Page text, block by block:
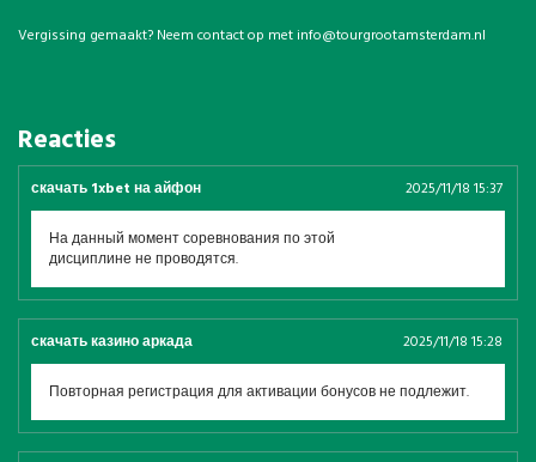
Vergissing gemaakt? Neem contact op met info@tourgrootamsterdam.nl
Reacties
скачать 1xbet на айфон 2025/11/18 15:37
На данный момент соревнования по этой
дисциплине не проводятся.
скачать казино аркада 2025/11/18 15:28
Повторная регистрация для активации бонусов не подлежит.